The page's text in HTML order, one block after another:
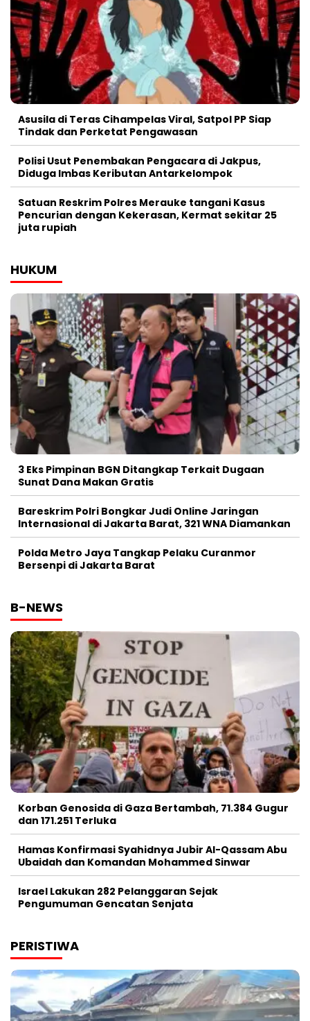
Asusila di Teras Cihampelas Viral, Satpol PP Siap
Tindak dan Perketat Pengawasan
Polisi Usut Penembakan Pengacara di Jakpus,
Diduga Imbas Keributan Antarkelompok
Satuan Reskrim Polres Merauke tangani Kasus
Pencurian dengan Kekerasan, Kermat sekitar 25
juta rupiah
HUKUM
3 Eks Pimpinan BGN Ditangkap Terkait Dugaan
Sunat Dana Makan Gratis
Bareskrim Polri Bongkar Judi Online Jaringan
Internasional di Jakarta Barat, 321 WNA Diamankan
Polda Metro Jaya Tangkap Pelaku Curanmor
Bersenpi di Jakarta Barat
B-NEWS
Korban Genosida di Gaza Bertambah, 71.384 Gugur
dan 171.251 Terluka
Hamas Konfirmasi Syahidnya Jubir Al-Qassam Abu
Ubaidah dan Komandan Mohammed Sinwar
Israel Lakukan 282 Pelanggaran Sejak
Pengumuman Gencatan Senjata
PERISTIWA